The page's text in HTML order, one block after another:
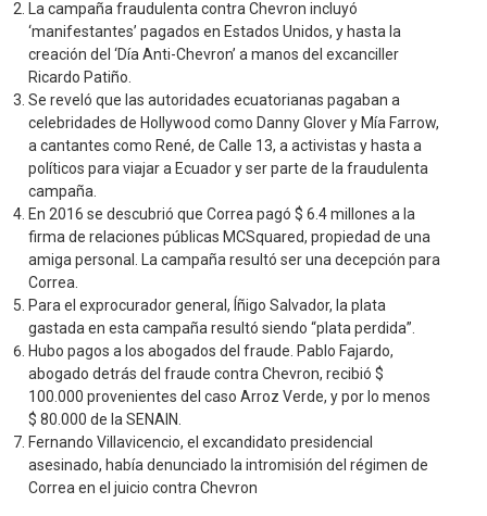
La campaña fraudulenta contra Chevron incluyó
‘manifestantes’ pagados en Estados Unidos, y hasta la
creación del ‘Día Anti-Chevron’ a manos del excanciller
Ricardo Patiño.
Se reveló que las autoridades ecuatorianas pagaban a
celebridades de Hollywood como Danny Glover y Mía Farrow,
a cantantes como René, de Calle 13, a activistas y hasta a
políticos para viajar a Ecuador y ser parte de la fraudulenta
campaña.
En 2016 se descubrió que Correa pagó $ 6.4 millones a la
firma de relaciones públicas MCSquared, propiedad de una
amiga personal. La campaña resultó ser una decepción para
Correa.
Para el exprocurador general, Íñigo Salvador, la plata
gastada en esta campaña resultó siendo “plata perdida”.
Hubo pagos a los abogados del fraude. Pablo Fajardo,
abogado detrás del fraude contra Chevron, recibió $
100.000 provenientes del caso Arroz Verde, y por lo menos
$ 80.000 de la SENAIN.
Fernando Villavicencio, el excandidato presidencial
asesinado, había denunciado la intromisión del régimen de
Correa en el juicio contra Chevron